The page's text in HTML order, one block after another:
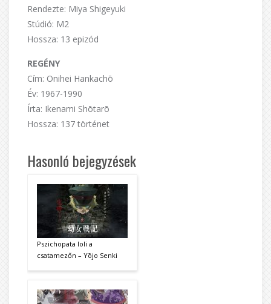
Rendezte: Miya Shigeyuki
Stúdió: M2
Hossza: 13 epizód
REGÉNY
Cím: Onihei Hankachō
Év: 1967-1990
Írta: Ikenami Shōtarō
Hossza: 137 történet
Hasonló bejegyzések
Pszichopata loli a
csatamezőn – Yōjo Senki